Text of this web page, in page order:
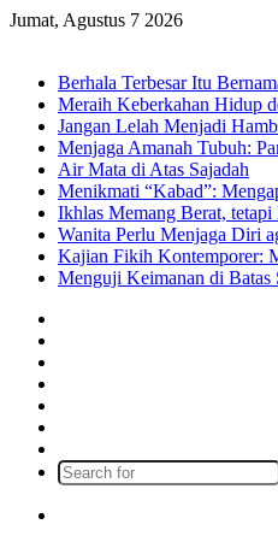
Jumat, Agustus 7 2026
Berhala Terbesar Itu
Meraih Keberkahan Hidup
Jangan Lelah Menjadi
Menjaga Amanah Tubuh:
Air Mata di Atas Sajadah
Menikmati “Kabad”:
Ikhlas Memang Berat,
Wanita Perlu Menjaga Diri
Kajian Fikih Kontemporer:
Menguji Keimanan di Batas